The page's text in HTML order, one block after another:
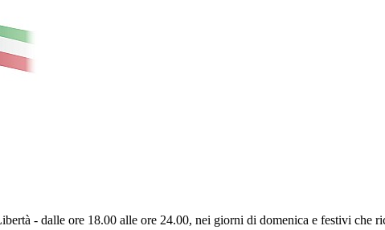
- dalle ore 18.00 alle ore 24.00, nei giorni di domenica e festivi che